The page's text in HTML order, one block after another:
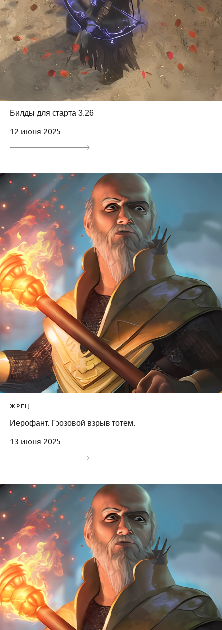
Билды для старта 3.26
12 июня 2025
ЖРЕЦ
Иерофант. Грозовой взрыв тотем.
13 июня 2025